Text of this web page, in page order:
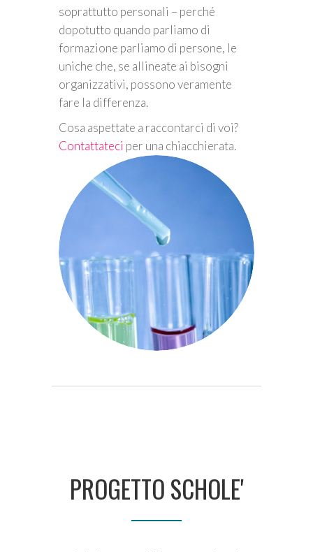
soprattutto personali – perché
dopotutto quando parliamo di
formazione parliamo di persone, le
uniche che, se allineate ai bisogni
organizzativi, possono veramente
fare la differenza.
Cosa aspettate a raccontarci di voi?
Contattateci per una chiacchierata.
PROGETTO SCHOLE'